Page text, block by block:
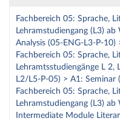
Fachbereich 05: Sprache,
Lehramstudiengang (L3)
Analysis (05-ENG-L3-P-10)
Fachbereich 05: Sprache,
Lehramtsstudiengänge L
L2/L5-P-05) > A1: Seminar
Fachbereich 05: Sprache,
Lehramstudiengang (L3)
Intermediate Module